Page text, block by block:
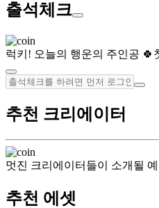
출석체크
럭키! 오늘의 행운의 주인공 🍀
추천 크리에이터
멋진 크리에이터들이 소개될
추천 에셋